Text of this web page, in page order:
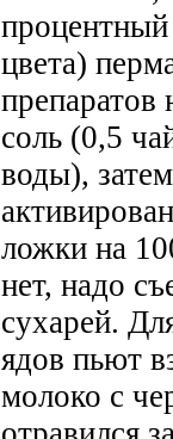
процентный
цвета)
препаратов
соль (0,5
воды),
ложки на
нет, надо
сухарей.
ядов пьют
молоко с